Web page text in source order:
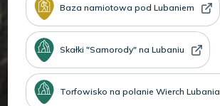
Baza namiotowa pod Lubaniem
Skałki "Samorody" na Lubaniu
Torfowisko na polanie Wierch Lubania